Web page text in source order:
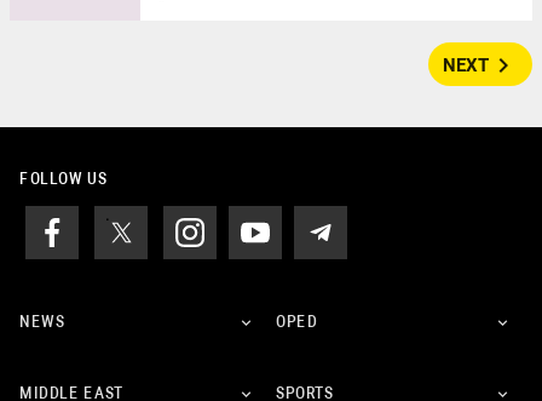
NEXT navigate_next
FOLLOW US
NEWS OPED
MIDDLE EAST SPORTS